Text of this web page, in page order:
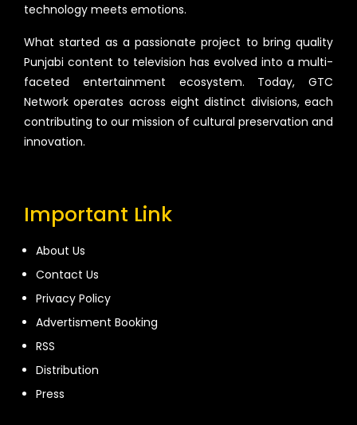
technology meets emotions.
What started as a passionate project to bring quality
Punjabi content to television has evolved into a multi-
faceted entertainment ecosystem. Today, GTC
Network operates across eight distinct divisions, each
contributing to our mission of cultural preservation and
innovation.
Important Link
About Us
Contact Us
Privacy Policy
Advertisment Booking
RSS
Distribution
Press